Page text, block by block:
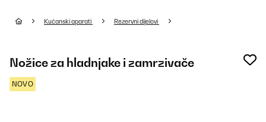
Kućanski aparati Rezervni dijelovi
Nožice za hladnjake i zamrzivače
NOVO